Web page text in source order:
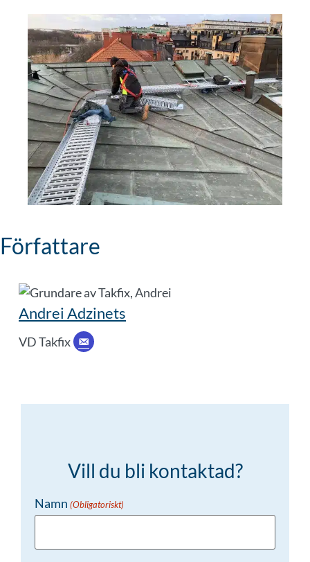
Författare
Andrei Adzinets
VD Takfix
Vill du bli kontaktad?
Namn (Obligatoriskt)